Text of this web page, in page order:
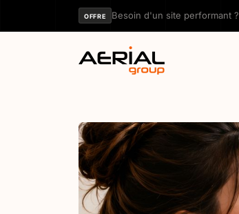
OFFRE Besoin d'un site performant ?
Panneau de gestion des cookies